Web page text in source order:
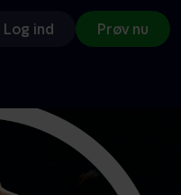
Log ind Prøv nu